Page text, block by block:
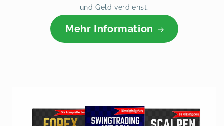
und Geld verdienst.
Mehr Information